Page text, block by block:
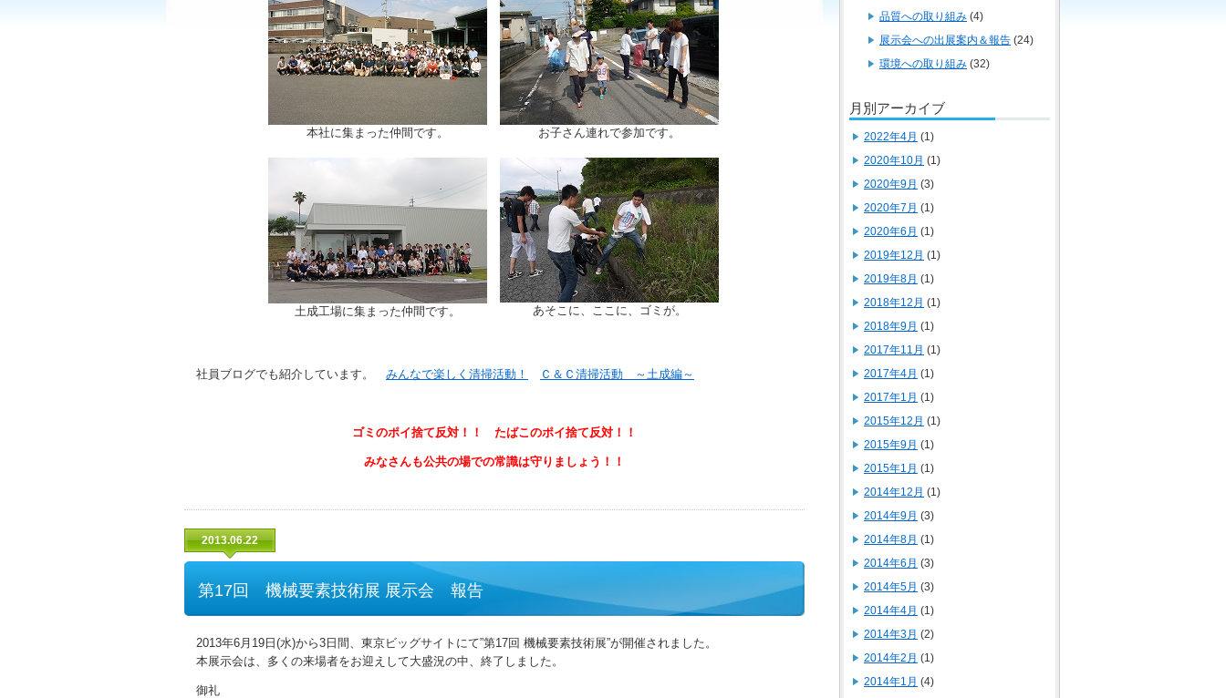
本社に集まった仲間です。 お子さん連れで参加です。
土成工場に集まった仲間です。 あそこに、ここに、ゴミが。
社員ブログでも紹介しています。 みんなで楽しく清掃活動！ Ｃ＆Ｃ清掃活動 ～土成編～
ゴミのポイ捨て反対！！ たばこのポイ捨て反対！！
みなさんも公共の場での常識は守りましょう！！
2013.06.22
第17回 機械要素技術展 展示会 報告
2013年6月19日(水)から3日間、東京ビッグサイトにて”第17回 機械要素技術展”が開催されました。
本展示会は、多くの来場者をお迎えして大盛況の中、終了しました。
御礼
品質への取り組み (4)
展示会への出展案内＆報告 (24)
環境への取り組み (32)
月別アーカイブ
2022年4月 (1)
2020年10月 (1)
2020年9月 (3)
2020年7月 (1)
2020年6月 (1)
2019年12月 (1)
2019年8月 (1)
2018年12月 (1)
2018年9月 (1)
2017年11月 (1)
2017年4月 (1)
2017年1月 (1)
2015年12月 (1)
2015年9月 (1)
2015年1月 (1)
2014年12月 (1)
2014年9月 (3)
2014年8月 (1)
2014年6月 (3)
2014年5月 (3)
2014年4月 (1)
2014年3月 (2)
2014年2月 (1)
2014年1月 (4)